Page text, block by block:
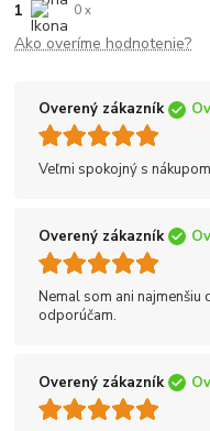
1 0 x
Ako overíme hodnotenie?
Overený zákazník
Veľmi spokojný s
Overený zákazník
Nemal som ani
odporúčam.
Overený zákazník